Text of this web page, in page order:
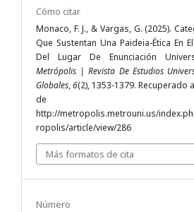
Cómo citar
Monaco, F. J., & Vargas, G. (2025).
Que Sustentan Una Paideia-Ética En
Del Lugar De Enunciación
Metrópolis | Revista De Estudios
Globales,6(2), 1353-1379. Recuperado
de
http://metropolis.metrouni.us/
ropolis/article/view/286
Más formatos de cita
Número